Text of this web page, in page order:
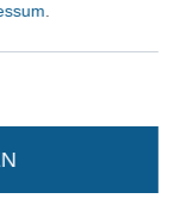
MwSt.
dem